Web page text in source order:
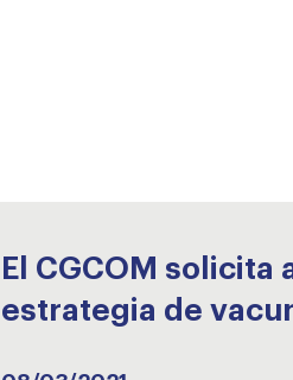
El CGCOM
estrategia de